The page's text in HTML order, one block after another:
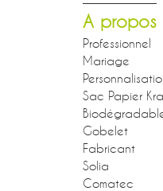
A propos
Professionnel
Mariage
Sac Papier
Gobelet
Fabricant
Solia
Comatec